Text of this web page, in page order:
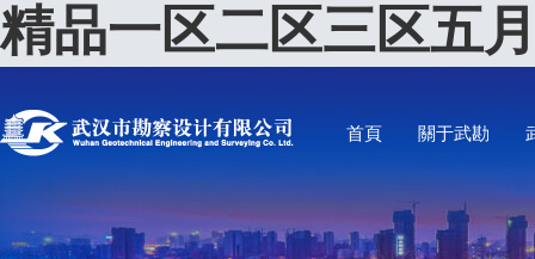
精品一区二区三区五
首頁 關于武勘